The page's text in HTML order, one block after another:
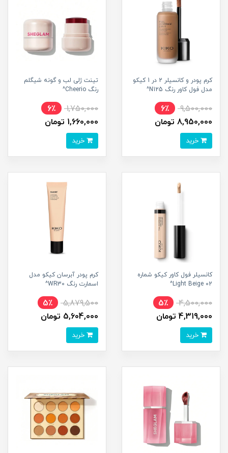
کرم پودر و کانسیلر 2 در 1 کیکو
مدل فول کاور رنگ N125^
9,500,000
6٪
8,950,000 تومان
تینت ژلی لب و گونه شیگلم
رنگ Cheerio^
1,750,000
6٪
1,660,000 تومان
کانسیلر فول کاور کیکو شماره
02 Light Beige^
4,500,000
5٪
4,319,000 تومان
کرم پودر آبرسان کیکو مدل
اسمارت رنگ WR30^
5,879,500
5٪
5,604,000 تومان